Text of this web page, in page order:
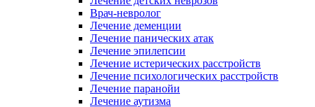
Врач-невролог
Лечение деменции
Лечение панических атак
Лечение эпилепсии
Лечение истерических расстройств
Лечение психологических расстройств
Лечение паранойи
Лечение аутизма